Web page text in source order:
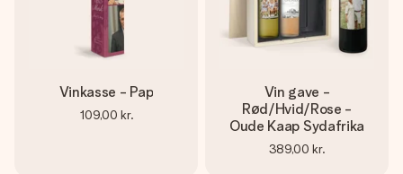
Vinkasse - Pap
109,00 kr.
Vin gave -
Rød/Hvid/Rose -
Oude Kaap Sydafrika
389,00 kr.